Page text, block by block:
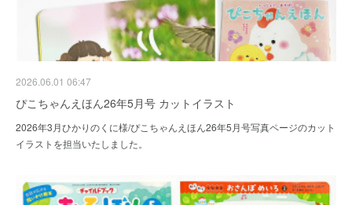
2026.06.01 06:47
ぴこちゃんえほん26年5月号 カットイラスト
2026年3月ひかりのくに様/ぴこちゃんえほん26年5月号写真ページのカット
イラストを担当いたしました。